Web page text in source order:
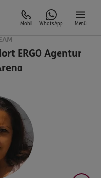
Mobil WhatsApp Menü
ERGO Agentur